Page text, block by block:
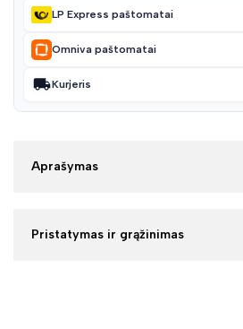
LP Express paštomatai
Omniva paštomatai
Kurjeris
Aprašymas
Pristatymas ir grąžinimas